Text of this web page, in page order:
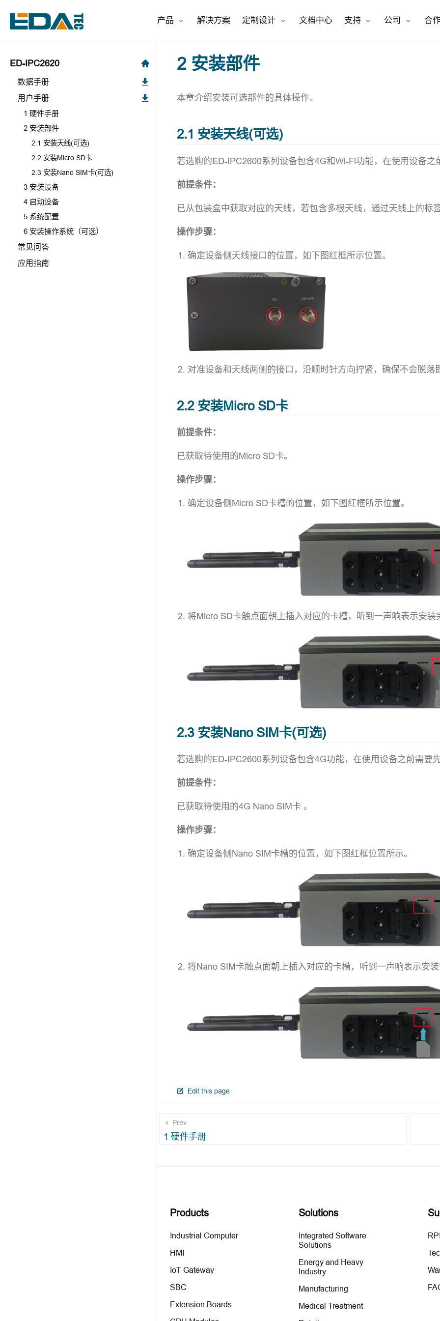
产品 解决方案open in new window
定制设计 文档中心open in new window
支持 公司 合
ED-IPC2620
数据手册
用户手册
1 硬件手册
2 安装部件
2.1 安装天线(可选)
2.2 安装Micro SD卡
2.3 安装Nano SIM卡(可选)
3 安装设备
4 启动设备
5 系统配置
6 安装操作系统（可选）
常见问答
应用指南
2 安装部件
本章介绍安装可选部件的具体操作。
2.1 安装天线(可选)
若选购的ED-IPC2600系列设备包含4G和Wi-Fi功能，在使用设备之
前提条件：
已从包装盒中获取对应的天线，若包含多根天线，通过天线上的标
操作步骤：
确定设备侧天线接口的位置，如下图红框所示位置。
对准设备和天线两侧的接口，沿顺时针方向拧紧，确保不会脱落
2.2 安装Micro SD卡
前提条件：
已获取待使用的Micro SD卡。
操作步骤：
确定设备侧Micro SD卡槽的位置，如下图红框所示位置。
将Micro SD卡触点面朝上插入对应的卡槽，听到一声响表示安装
2.3 安装Nano SIM卡(可选)
若选购的ED-IPC2600系列设备包含4G功能，在使用设备之前需要
前提条件：
已获取待使用的4G Nano SIM卡 。
操作步骤：
确定设备侧Nano SIM卡槽的位置，如下图红框位置所示。
将Nano SIM卡触点面朝上插入对应的卡槽，听到一声响表示安
Edit this pageopen in new window
Prev
1 硬件手册
Products
Industrial Computer
HMI
IoT Gateway
SBC
Extension Boards
Solutions
Integrated Software
Solutions
Energy and Heavy
Industry
Manufacturing
Medical Treatment